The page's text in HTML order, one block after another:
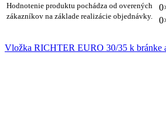
Hodnotenie produktu pochádza od overených
zákazníkov na základe realizácie objednávky.
Vložka RICHTER EURO 30/35 k bránke